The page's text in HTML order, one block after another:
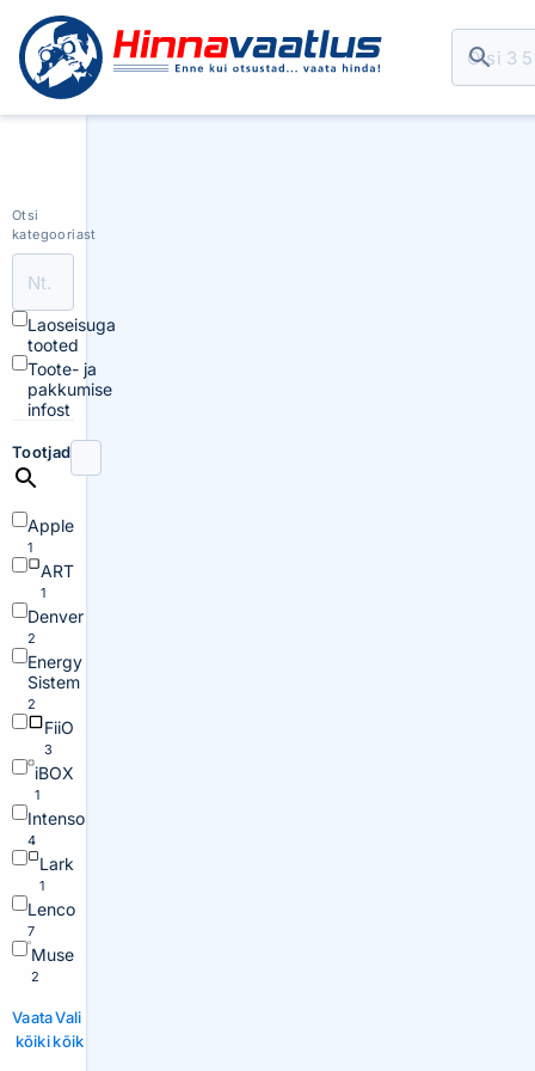
Otsi
kategooriast
Laoseisuga
tooted
Toote- ja
pakkumise
infost
Tootjad
Apple
1
ART
1
Denver
2
Energy
Sistem
2
FiiO
3
iBOX
1
Intenso
4
Lark
1
Lenco
7
Muse
2
Vaata
kõiki
Vali
kõik